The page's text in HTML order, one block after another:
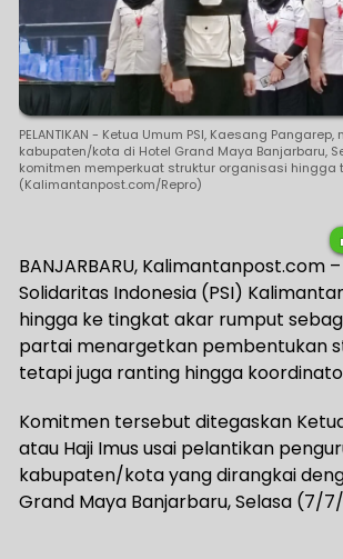
‎PELANTIKAN - Ketua Umum PSI, Kaesang
kabupaten/kota di Hotel Grand Maya Banjarbaru,
komitmen memperkuat struktur organisasi
(Kalimantanpost.com/Repro) ‎ ‎
BANJARBARU, Kalimantanpost.com
Solidaritas Indonesia (PSI)
hingga ke tingkat akar rumput
partai menargetkan pembentukan
tetapi juga ranting hingga
Komitmen tersebut ditegaskan
atau Haji Imus usai pelantikan
kabupaten/kota yang dirangkai
Grand Maya Banjarbaru, Selasa (7/